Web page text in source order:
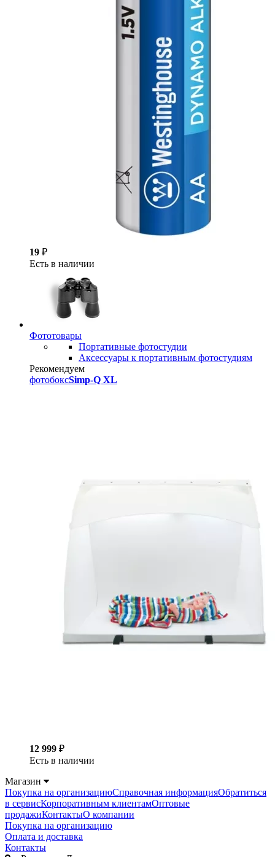
19 ₽
Есть в наличии
Фототовары
Портативные фотостудии
Аксессуары к портативным фотостудиям
Рекомендуем
фотобоксSimp-Q XL
12 999 ₽
Есть в наличии
Магазин
Покупка на организациюСправочная информацияОбратиться
в сервисКорпоративным клиентамОптовые
продажиКонтактыО компании
Покупка на организацию
Оплата и доставка
Контакты